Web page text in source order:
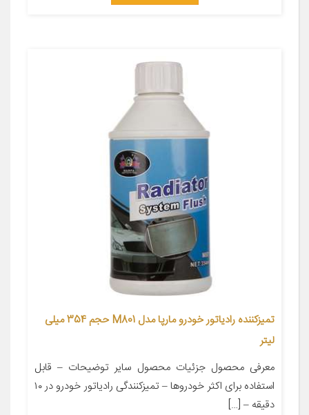
تمیزکننده رادیاتور خودرو مارپا مدل M801 حجم 354 میلی
لیتر
معرفی محصول جزئیات محصول سایر توضیحات – قابل
استفاده برای اکثر خودروها – تمیزکنندگی رادیاتور خودرو در ۱۰
دقیقه – […]